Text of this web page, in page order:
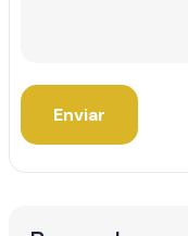
Enviar